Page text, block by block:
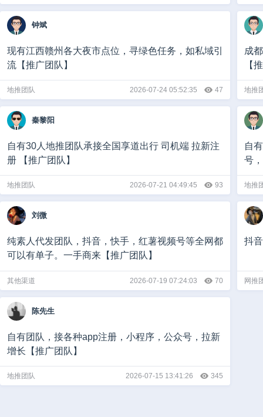
钟斌
现有江西赣州各大夜市点位，寻绿色任务，如私域引
流【推广团队】
地推团队 2026-07-24 05:52:35 47
成
【
地推
秦黎阳
自有30人地推团队承接全国享道出行 司机端 拉新注
册 【推广团队】
地推团队 2026-07-21 04:49:45 93
自有
号
地推
刘微
纯素人代发团队，抖音，快手，红薯视频号等全网都
可以有单子。一手商来【推广团队】
其他渠道 2026-07-19 07:24:03 70
抖
网推
陈先生
自有团队，接各种app注册，小程序，公众号，拉新
增长【推广团队】
地推团队 2026-07-15 13:41:26 345